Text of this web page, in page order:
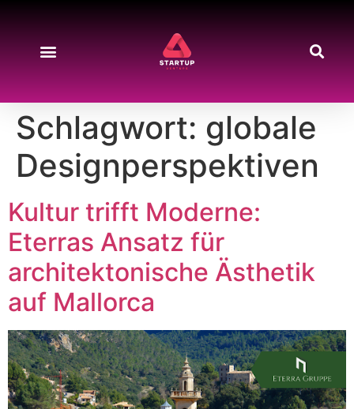
Schlagwort: globale
Designperspektiven
Kultur trifft Moderne:
Eterras Ansatz für
architektonische Ästhetik
auf Mallorca